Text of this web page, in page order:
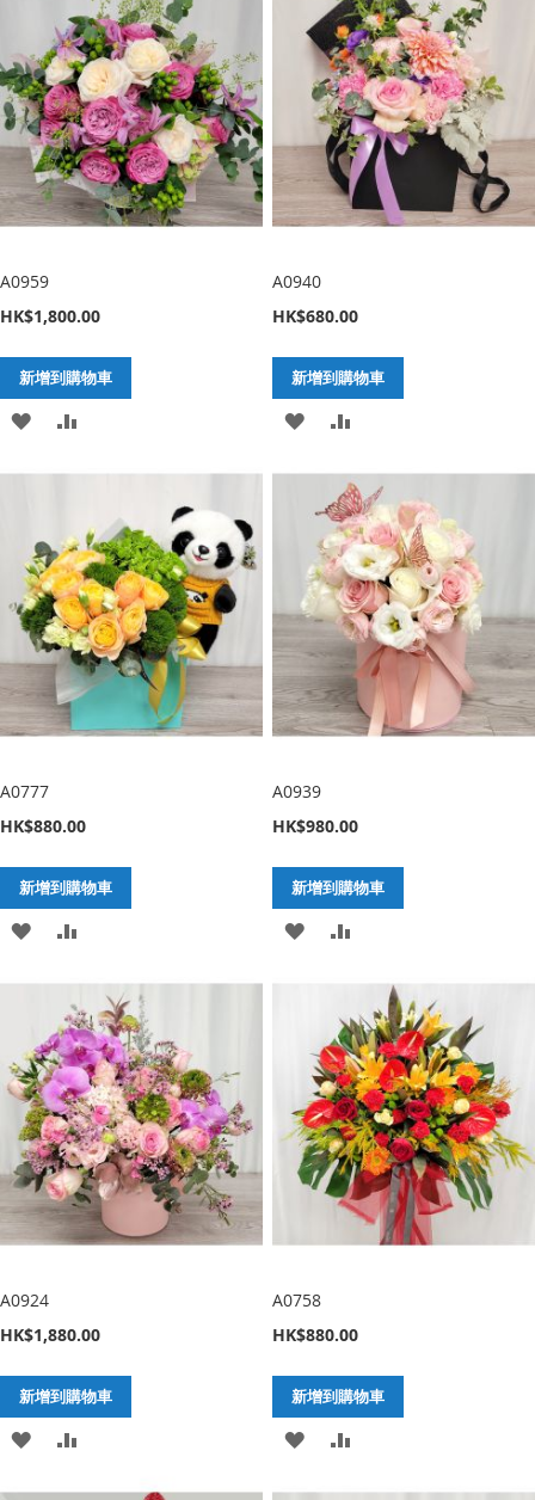
望
清
單
比
較
願
望
清
比
較
A0959
HK$1,800.00
新增到購物車
加
願
望
清
單
比
較
A0940
HK$680.00
新增到購物車
加
願
望
清
新
至
比
較
A0777
HK$880.00
新增到購物車
加
願
望
清
單
至
比
較
A0939
HK$980.00
新增到購物車
加
願
望
清
單
新
至
比
較
A0924
HK$1,880.00
新增到購物車
加
A0758
HK$880.00
新增到購物車
加
新